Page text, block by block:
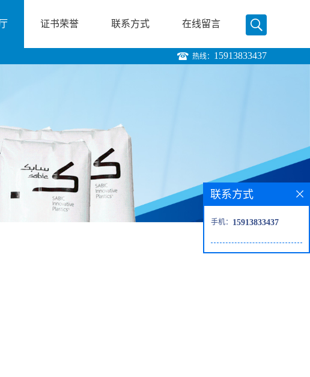
证书荣誉 联系方式 在线留言
热线： 15913833437
联系方式
手机： 15913833437